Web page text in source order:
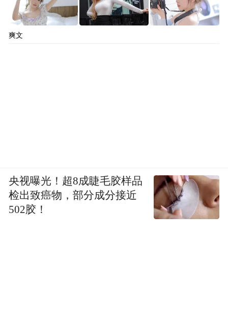
爽文
央视曝光！超8成睫毛胶样品
检出致癌物，部分成分接近
502胶！